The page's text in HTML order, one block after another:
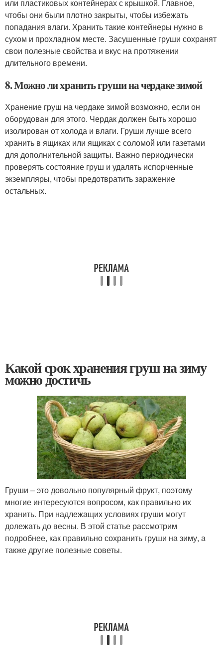
или пластиковых контейнерах с крышкой. Главное,
чтобы они были плотно закрыты, чтобы избежать
попадания влаги. Хранить такие контейнеры нужно в
сухом и прохладном месте. Засушенные груши сохранят
свои полезные свойства и вкус на протяжении
длительного времени.
8. Можно ли хранить груши на чердаке зимой
Хранение груш на чердаке зимой возможно, если он
оборудован для этого. Чердак должен быть хорошо
изолирован от холода и влаги. Груши лучше всего
хранить в ящиках или ящиках с соломой или газетами
для дополнительной защиты. Важно периодически
проверять состояние груш и удалять испорченные
экземпляры, чтобы предотвратить заражение
остальных.
Какой срок хранения груш на зиму
можно достичь
Груши – это довольно популярный фрукт, поэтому
многие интересуются вопросом, как правильно их
хранить. При надлежащих условиях груши могут
долежать до весны. В этой статье рассмотрим
подробнее, как правильно сохранить груши на зиму, а
также другие полезные советы.